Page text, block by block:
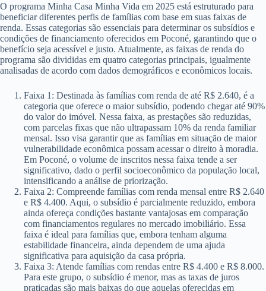
O programa Minha Casa Minha Vida em 2025 está estruturado para
beneficiar diferentes perfis de famílias com base em suas faixas de
renda. Essas categorias são essenciais para determinar os subsídios e
condições de financiamento oferecidos em Poconé, garantindo que o
benefício seja acessível e justo. Atualmente, as faixas de renda do
programa são divididas em quatro categorias principais, igualmente
analisadas de acordo com dados demográficos e econômicos locais.
Faixa 1: Destinada às famílias com renda de até R$ 2.640, é a
categoria que oferece o maior subsídio, podendo chegar até 90%
do valor do imóvel. Nessa faixa, as prestações são reduzidas,
com parcelas fixas que não ultrapassam 10% da renda familiar
mensal. Isso visa garantir que as famílias em situação de maior
vulnerabilidade econômica possam acessar o direito à moradia.
Em Poconé, o volume de inscritos nessa faixa tende a ser
significativo, dado o perfil socioeconômico da população local,
intensificando a análise de priorização.
Faixa 2: Compreende famílias com renda mensal entre R$ 2.640
e R$ 4.400. Aqui, o subsídio é parcialmente reduzido, embora
ainda ofereça condições bastante vantajosas em comparação
com financiamentos regulares no mercado imobiliário. Essa
faixa é ideal para famílias que, embora tenham alguma
estabilidade financeira, ainda dependem de uma ajuda
significativa para aquisição da casa própria.
Faixa 3: Atende famílias com rendas entre R$ 4.400 e R$ 8.000.
Para este grupo, o subsídio é menor, mas as taxas de juros
praticadas são mais baixas do que aquelas oferecidas em